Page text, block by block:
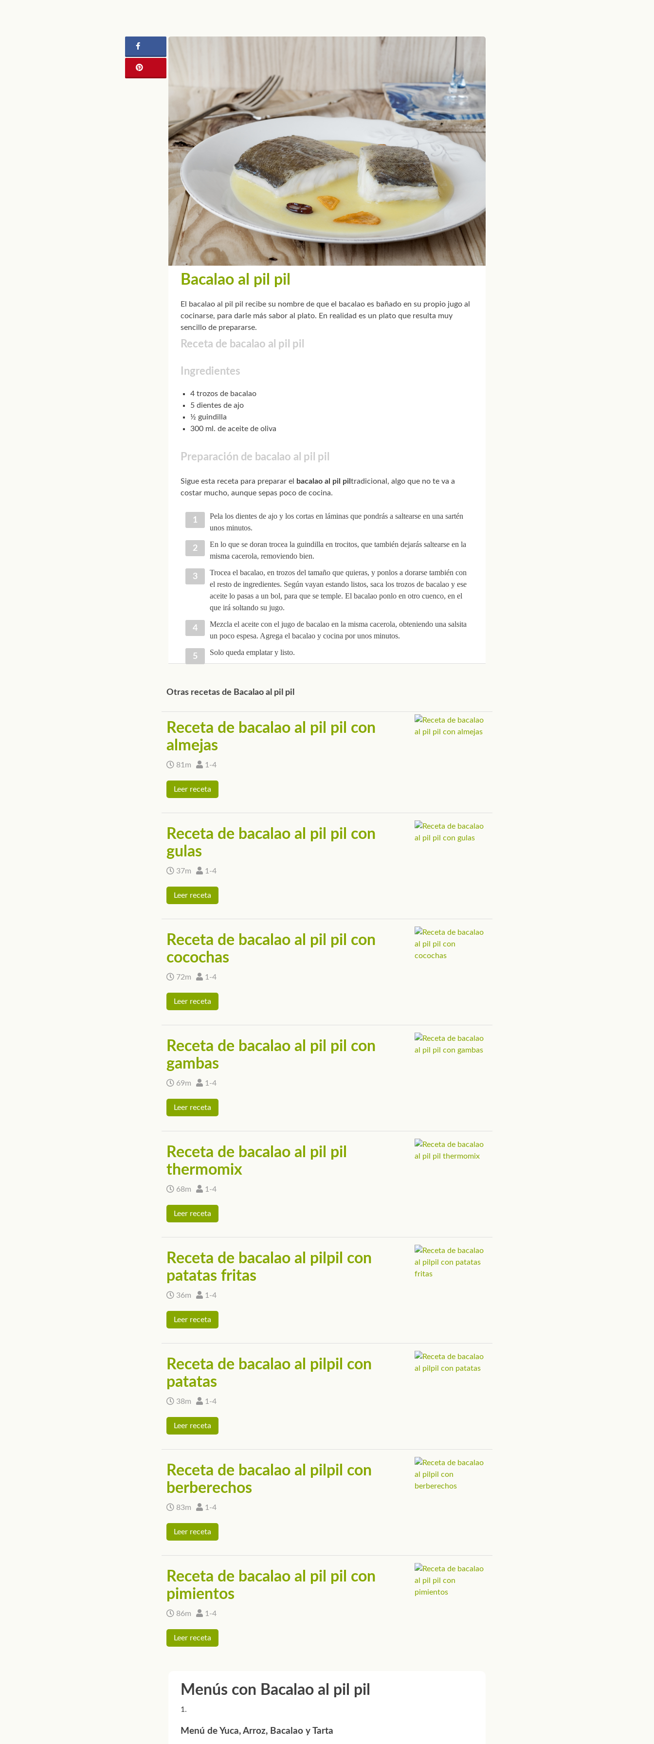
Bacalao al pil pil
El bacalao al pil pil recibe su nombre de que el bacalao es bañado en su propio jugo al
cocinarse, para darle más sabor al plato. En realidad es un plato que resulta muy
sencillo de prepararse.
Receta de bacalao al pil pil
Ingredientes
4 trozos de bacalao
5 dientes de ajo
½ guindilla
300 ml. de aceite de oliva
Preparación de bacalao al pil pil
Sigue esta receta para preparar el bacalao al pil pil tradicional, algo que no te va a
costar mucho, aunque sepas poco de cocina.
Pela los dientes de ajo y los cortas en láminas que pondrás a saltearse en una sartén
unos minutos.
En lo que se doran trocea la guindilla en trocitos, que también dejarás saltearse en la
misma cacerola, removiendo bien.
Trocea el bacalao, en trozos del tamaño que quieras, y ponlos a dorarse también con
el resto de ingredientes. Según vayan estando listos, saca los trozos de bacalao y ese
aceite lo pasas a un bol, para que se temple. El bacalao ponlo en otro cuenco, en el
que irá soltando su jugo.
Mezcla el aceite con el jugo de bacalao en la misma cacerola, obteniendo una salsita
un poco espesa. Agrega el bacalao y cocina por unos minutos.
Solo queda emplatar y listo.
Otras recetas de Bacalao al pil pil
Receta de bacalao al pil pil con
almejas
81m 1-4
Leer receta
Receta de bacalao al pil pil con
gulas
37m 1-4
Leer receta
Receta de bacalao al pil pil con
cocochas
72m 1-4
Leer receta
Receta de bacalao al pil pil con
gambas
69m 1-4
Leer receta
Receta de bacalao al pil pil
thermomix
68m 1-4
Leer receta
Receta de bacalao al pilpil con
patatas fritas
36m 1-4
Leer receta
Receta de bacalao al pilpil con
patatas
38m 1-4
Leer receta
Receta de bacalao al pilpil con
berberechos
83m 1-4
Leer receta
Receta de bacalao al pil pil con
pimientos
86m 1-4
Leer receta
Menús con Bacalao al pil pil
Menú de Yuca, Arroz, Bacalao y Tarta